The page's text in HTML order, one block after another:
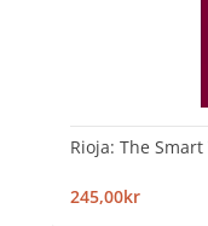
Rioja: The
245,00kr